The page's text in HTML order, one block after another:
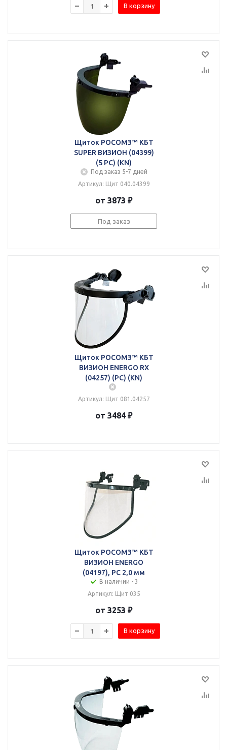
В корзину
Щиток РОСОМЗ™ КБТ
SUPER ВИЗИОН (04399)
(5 PC) (KN)
Под заказ 5-7 дней
Артикул: Щит 040.04399
от 3873 ₽
Под заказ
Щиток РОСОМЗ™ КБТ
ВИЗИОН ENERGO RX
(04257) (PC) (KN)
Артикул: Щит 081.04257
от 3484 ₽
Щиток РОСОМЗ™ КБТ
ВИЗИОН ENERGO
(04197), РС 2,0 мм
В наличии - 3
Артикул: Щит 035
от 3253 ₽
В корзину